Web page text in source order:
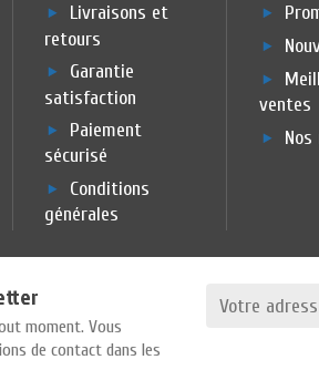
Livraisons et
retours
Garantie
satisfaction
Paiement
sécurisé
Conditions
générales
ventes
moment. Vous
de contact dans les